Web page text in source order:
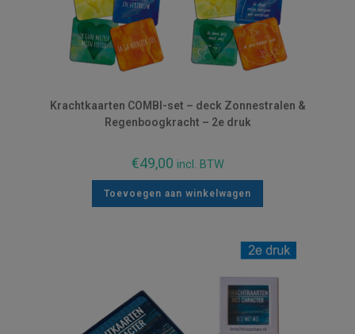
Krachtkaarten COMBI-set – deck Zonnestralen &
Regenboogkracht – 2e druk
€49,00 incl. BTW
Toevoegen aan winkelwagen